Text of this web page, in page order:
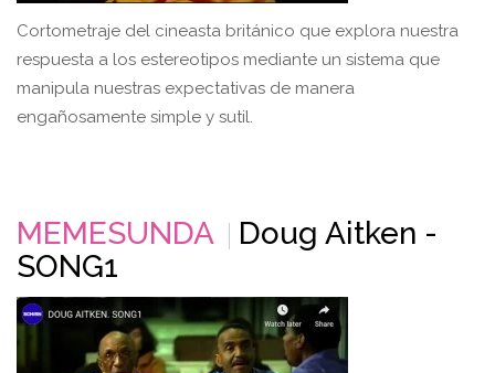
Cortometraje del cineasta británico que explora nuestra
respuesta a los estereotipos mediante un sistema que
manipula nuestras expectativas de manera
engañosamente simple y sutil.
MEMESUNDA
Doug Aitken -
SONG1